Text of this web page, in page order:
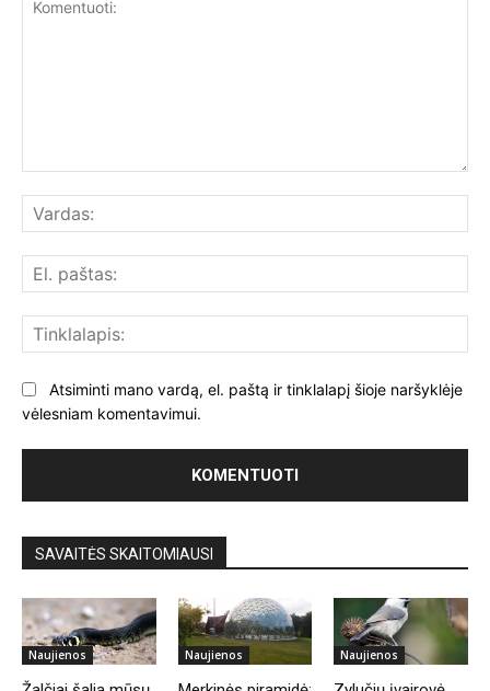
Atsiminti mano vardą, el. paštą ir tinklalapį šioje naršyklėje
vėlesniam komentavimui.
SAVAITĖS SKAITOMIAUSI
Naujienos Naujienos Naujienos